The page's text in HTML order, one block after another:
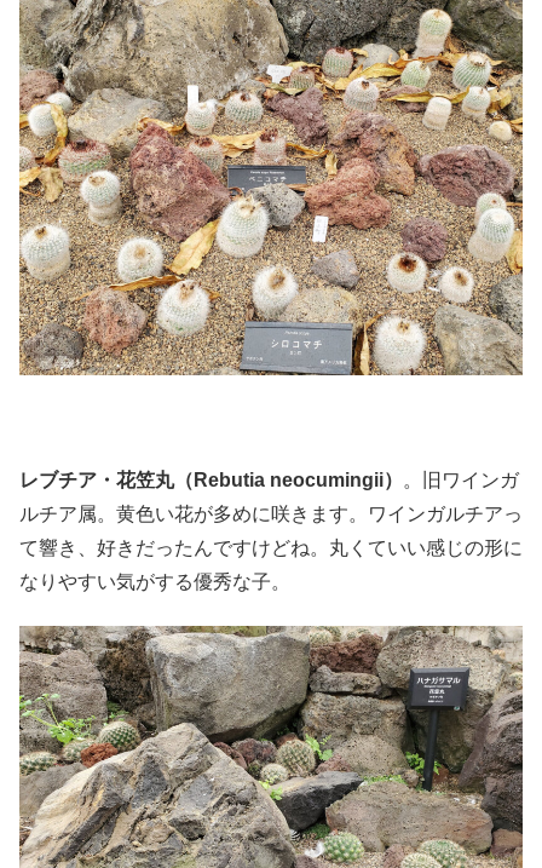
レブチア・花笠丸（Rebutia neocumingii）
。旧ワインガ
ルチア属。黄色い花が多めに咲きます。ワインガルチアっ
て響き、好きだったんですけどね。丸くていい感じの形に
なりやすい気がする優秀な子。